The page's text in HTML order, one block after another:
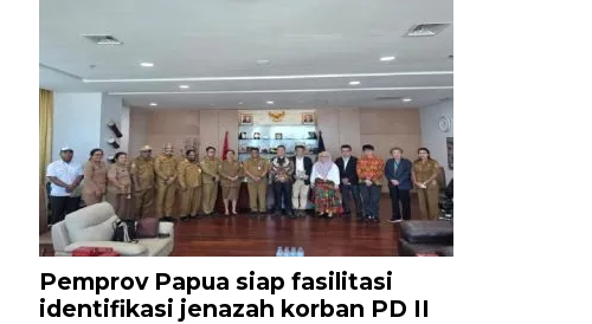
Pemprov Papua siap fasilitasi
identifikasi jenazah korban PD II